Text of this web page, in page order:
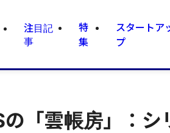
注目記
事
特
集
スタートア
プ
「雲帳房」：